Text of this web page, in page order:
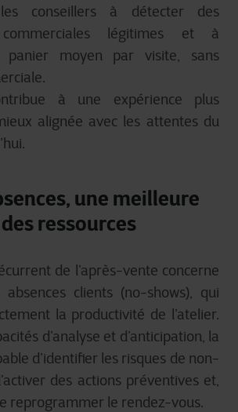
conseillers à détecter des
commerciales légitimes et à
panier moyen par visite, sans
à une expérience plus
alignée avec les attentes du
une meilleure
ressources
de l’après-vente concerne
clients (no-shows), qui
la productivité de l’atelier.
d’analyse et d’anticipation, la
d’identifier les risques de non-
des actions préventives et,
reprogrammer le rendez-vous.